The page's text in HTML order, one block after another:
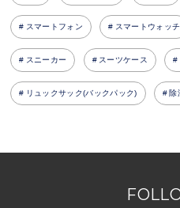
スマートフォン スマートウォッチ
スニーカー スーツケース
リュックサック(バックパック) 除